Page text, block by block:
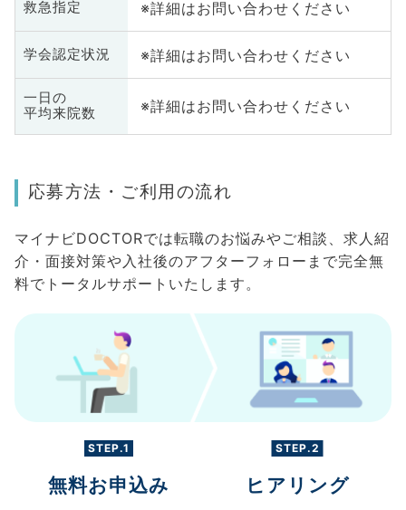
救急指定 ※詳細はお問い合わせください
学会認定状況 ※詳細はお問い合わせください
一日の
平均来院数
※詳細はお問い合わせください
応募方法・ご利用の流れ
マイナビDOCTORでは転職のお悩みやご相談、求人紹
介・面接対策や入社後のアフターフォローまで完全無
料でトータルサポートいたします。
STEP.1
無料お申込み
STEP.2
ヒアリング